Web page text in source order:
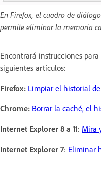
En Firefox, el cuadro de
permite eliminar la memoria
Encontrará instrucciones
siguientes artículos:
Firefox: Limpiar el historial
Chrome: Borrar la caché, el
Internet Explorer 8 a 11: Mira
Internet Explorer 7: Eliminar